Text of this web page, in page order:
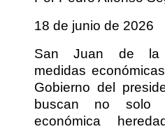
18 de junio de 2026
San Juan de la
medidas
Gobierno del
buscan no solo
económica